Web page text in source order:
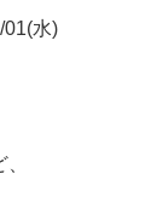
01(水)